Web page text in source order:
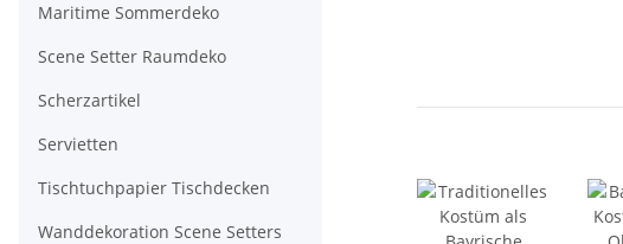
Maritime Sommerdeko
Scene Setter Raumdeko
Scherzartikel
Servietten
Tischtuchpapier Tischdecken
Wanddekoration Scene Setters